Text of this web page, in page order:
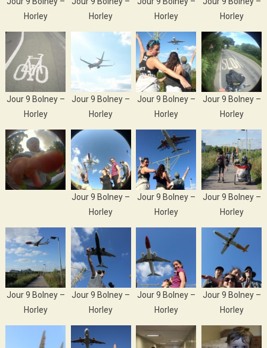
Horley
Horley
Horley
Horley
Jour 9 Bolney –
Horley
Jour 9 Bolney –
Horley
Jour 9 Bolney –
Horley
Jour 9 Bolney –
Horley
Jour 9 Bolney –
Horley
Jour 9 Bolney –
Horley
Jour 9 Bolney –
Horley
Jour 9 Bolney –
Horley
Jour 9 Bolney –
Horley
Jour 9 Bolney –
Horley
Jour 9 Bolney –
Horley